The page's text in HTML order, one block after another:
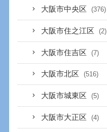
大阪市中央区 (376)
大阪市住之江区 (2)
大阪市住吉区 (7)
大阪市北区 (516)
大阪市城東区 (5)
大阪市大正区 (4)